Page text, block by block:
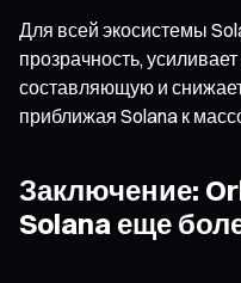
Для всей экосистемы
прозрачность,
составляющую и
приближая Solana к
Заключение:
Solana еще